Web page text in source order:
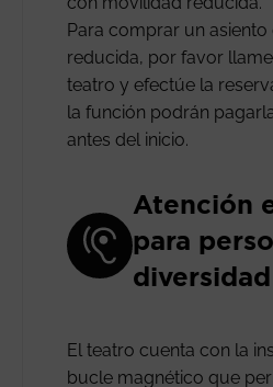
Para comprar un
reducida, por favor
teatro y efectúe la
la función podrán
antes del inicio.
Atención
para
El teatro cuenta con la
bucle magnético que